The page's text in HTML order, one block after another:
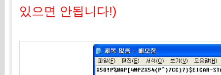
있으면 안됩니다!)